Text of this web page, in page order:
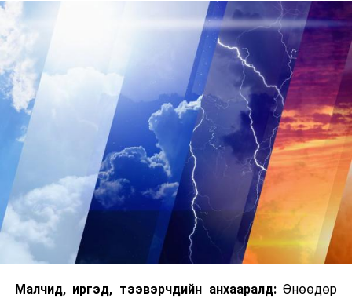
Малчид, иргэд, тээвэрчдийн анхааралд:Өнөөдөр